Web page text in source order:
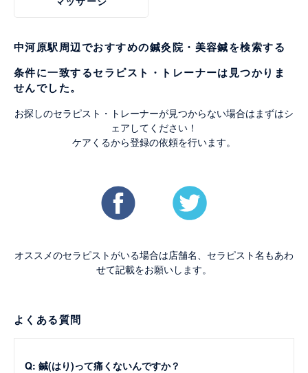
中河原駅周辺でおすすめの鍼灸院・美容鍼を検索する
条件に一致するセラピスト・トレーナーは見つかりま
せんでした。
お探しのセラピスト・トレーナーが見つからない場合はまずはシ
ェアしてください！
ケアくるから登録の依頼を行います。
オススメのセラピストがいる場合は店舗名、セラピスト名もあわ
せて記載をお願いします。
よくある質問
Q: 鍼(はり)って痛くないんですか？